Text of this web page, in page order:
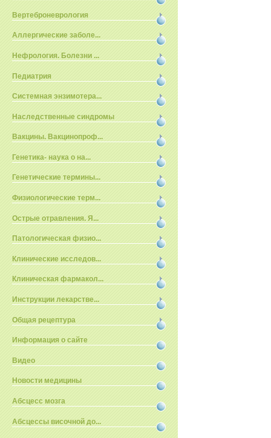
Вертеброневрология
Аллергические заболе...
Нефрология. Болезни ...
Педиатрия
Системная энзимотера...
Наследственные синдромы
Вакцины. Вакцинопроф...
Генетика- наука о на...
Генетические термины...
Физиологические терм...
Острые отравления. Я...
Патологическая физио...
Клинические исследов...
Клиническая фармакол...
Инструкции лекарстве...
Общая рецептура
Информация о сайте
Видео
Новости медицины
Абсцесс мозга
Абсцессы височной до...